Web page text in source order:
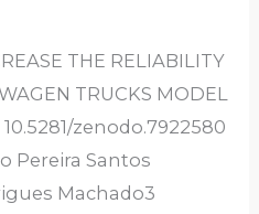
THE RELIABILITY
TRUCKS MODEL
zenodo.7922580
Pereira Santos
Machado3